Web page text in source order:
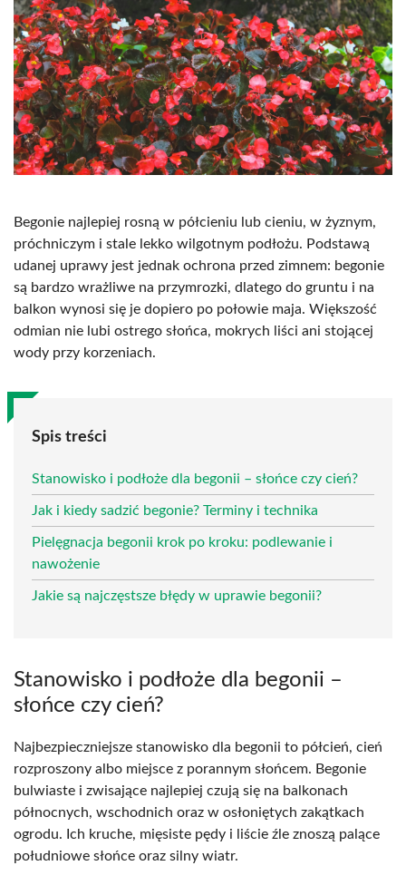
Begonie najlepiej rosną w półcieniu lub cieniu, w żyznym,
próchniczym i stale lekko wilgotnym podłożu. Podstawą
udanej uprawy jest jednak ochrona przed zimnem: begonie
są bardzo wrażliwe na przymrozki, dlatego do gruntu i na
balkon wynosi się je dopiero po połowie maja. Większość
odmian nie lubi ostrego słońca, mokrych liści ani stojącej
wody przy korzeniach.
Spis treści
Stanowisko i podłoże dla begonii – słońce czy cień?
Jak i kiedy sadzić begonie? Terminy i technika
Pielęgnacja begonii krok po kroku: podlewanie i
nawożenie
Jakie są najczęstsze błędy w uprawie begonii?
Stanowisko i podłoże dla begonii –
słońce czy cień?
Najbezpieczniejsze stanowisko dla begonii to półcień, cień
rozproszony albo miejsce z porannym słońcem. Begonie
bulwiaste i zwisające najlepiej czują się na balkonach
północnych, wschodnich oraz w osłoniętych zakątkach
ogrodu. Ich kruche, mięsiste pędy i liście źle znoszą palące
południowe słońce oraz silny wiatr.